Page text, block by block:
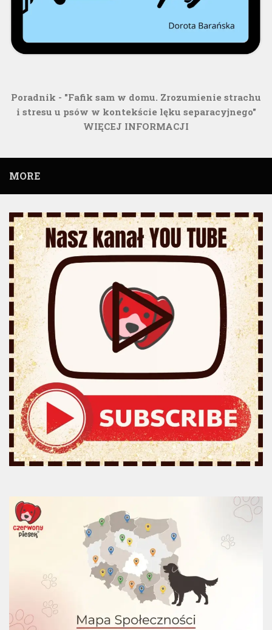
Poradnik - "Fafik sam w domu. Zrozumienie strachu
i stresu u psów w kontekście lęku separacyjnego"
WIĘCEJ INFORMACJI
MORE